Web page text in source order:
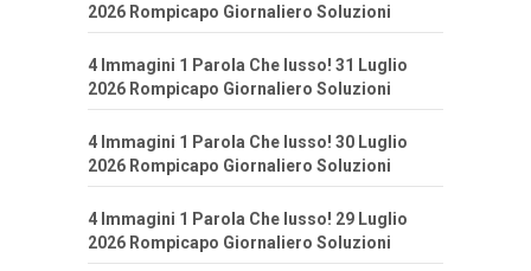
2026 Rompicapo Giornaliero Soluzioni
4 Immagini 1 Parola Che lusso! 31 Luglio
2026 Rompicapo Giornaliero Soluzioni
4 Immagini 1 Parola Che lusso! 30 Luglio
2026 Rompicapo Giornaliero Soluzioni
4 Immagini 1 Parola Che lusso! 29 Luglio
2026 Rompicapo Giornaliero Soluzioni